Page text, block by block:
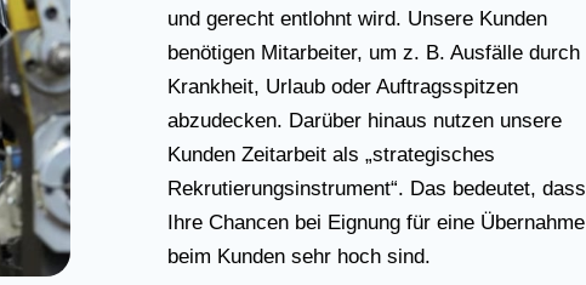
und gerecht entlohnt wird. Unsere Kunden
benötigen Mitarbeiter, um z. B. Ausfälle durch
Krankheit, Urlaub oder Auftragsspitzen
abzudecken. Darüber hinaus nutzen unsere
Kunden Zeitarbeit als „strategisches
Rekrutierungsinstrument“. Das bedeutet, dass
Ihre Chancen bei Eignung für eine Übernahme
beim Kunden sehr hoch sind.